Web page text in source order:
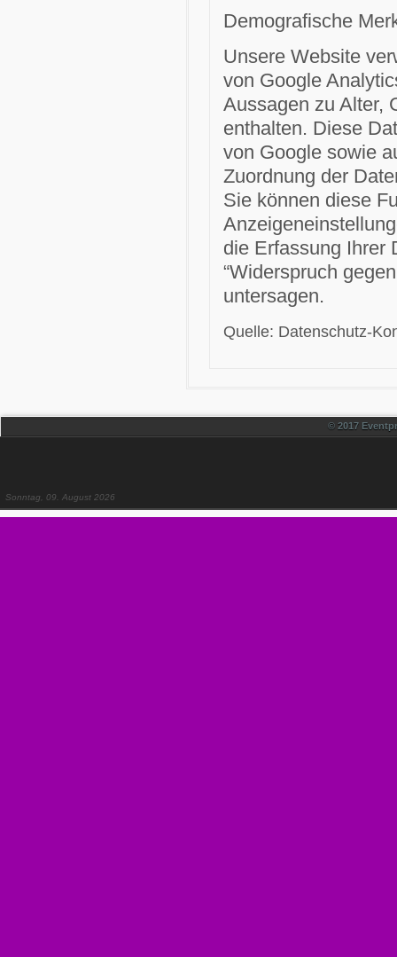
Demografische
Unsere Website
von Google
Aussagen zu Alter,
enthalten. Diese
von Google sowie
Zuordnung der
Sie können diese
die Erfassung Ihrer
“Widerspruch
untersagen.
Quelle: Datenschutz-
© 2017
Sonntag, 09. August 2026